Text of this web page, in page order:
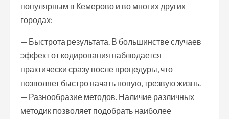
популярным в Кемерово и во многих других
городах:
— Быстрота результата. В большинстве случаев
эффект от кодирования наблюдается
практически сразу после процедуры, что
позволяет быстро начать новую, трезвую жизнь.
— Разнообразие методов. Наличие различных
методик позволяет подобрать наиболее